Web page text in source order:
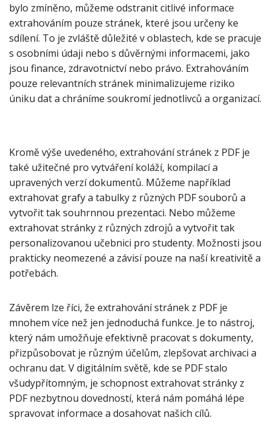
bylo zmíněno, můžeme odstranit citlivé informace
extrahováním pouze stránek, které jsou určeny ke
sdílení. To je zvláště důležité v oblastech, kde se pracuje
s osobními údaji nebo s důvěrnými informacemi, jako
jsou finance, zdravotnictví nebo právo. Extrahováním
pouze relevantních stránek minimalizujeme riziko
úniku dat a chráníme soukromí jednotlivců a organizací.
Kromě výše uvedeného, extrahování stránek z PDF je
také užitečné pro vytváření koláží, kompilací a
upravených verzí dokumentů. Můžeme například
extrahovat grafy a tabulky z různých PDF souborů a
vytvořit tak souhrnnou prezentaci. Nebo můžeme
extrahovat stránky z různých zdrojů a vytvořit tak
personalizovanou učebnici pro studenty. Možnosti jsou
prakticky neomezené a závisí pouze na naší kreativitě a
potřebách.
Závěrem lze říci, že extrahování stránek z PDF je
mnohem více než jen jednoduchá funkce. Je to nástroj,
který nám umožňuje efektivně pracovat s dokumenty,
přizpůsobovat je různým účelům, zlepšovat archivaci a
ochranu dat. V digitálním světě, kde se PDF stalo
všudypřítomným, je schopnost extrahovat stránky z
PDF nezbytnou dovedností, která nám pomáhá lépe
spravovat informace a dosahovat našich cílů.